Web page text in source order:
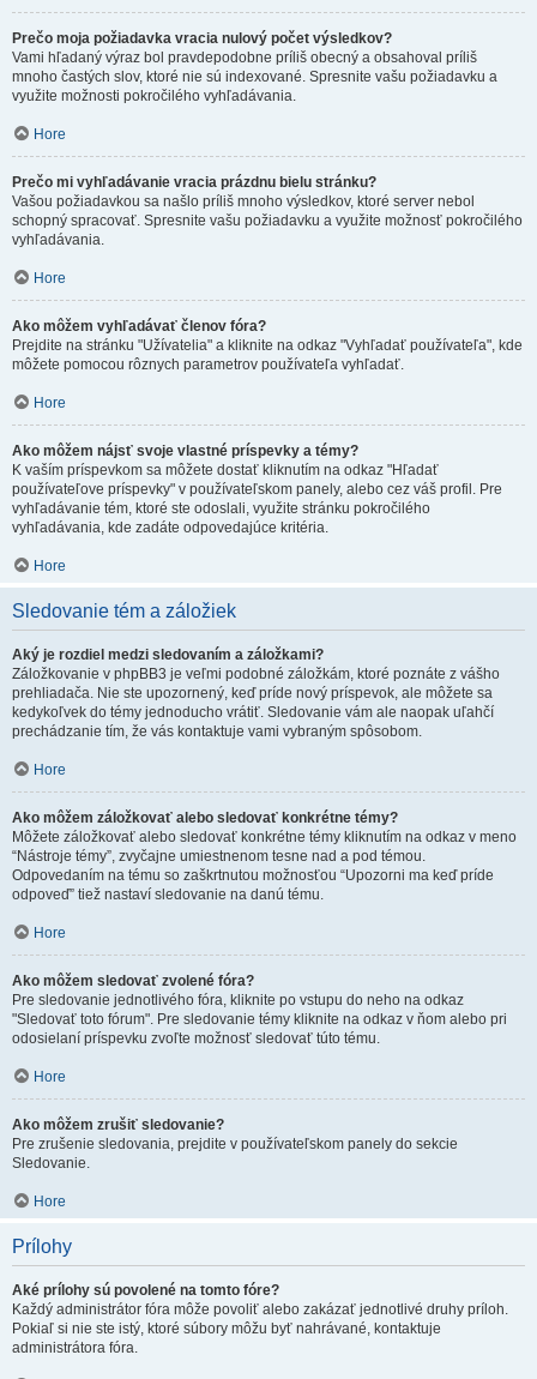
Prečo moja požiadavka vracia nulový počet výsledkov?
Vami hľadaný výraz bol pravdepodobne príliš obecný a obsahoval príliš
mnoho častých slov, ktoré nie sú indexované. Spresnite vašu požiadavku a
využite možnosti pokročilého vyhľadávania.
Hore
Prečo mi vyhľadávanie vracia prázdnu bielu stránku?
Vašou požiadavkou sa našlo príliš mnoho výsledkov, ktoré server nebol
schopný spracovať. Spresnite vašu požiadavku a využite možnosť pokročilého
vyhľadávania.
Hore
Ako môžem vyhľadávať členov fóra?
Prejdite na stránku "Užívatelia" a kliknite na odkaz "Vyhľadať používateľa", kde
môžete pomocou rôznych parametrov používateľa vyhľadať.
Hore
Ako môžem nájsť svoje vlastné príspevky a témy?
K vaším príspevkom sa môžete dostať kliknutím na odkaz "Hľadať
používateľove príspevky" v používateľskom panely, alebo cez váš profil. Pre
vyhľadávanie tém, ktoré ste odoslali, využite stránku pokročilého
vyhľadávania, kde zadáte odpovedajúce kritéria.
Hore
Sledovanie tém a záložiek
Aký je rozdiel medzi sledovaním a záložkami?
Záložkovanie v phpBB3 je veľmi podobné záložkám, ktoré poznáte z vášho
prehliadača. Nie ste upozornený, keď príde nový príspevok, ale môžete sa
kedykoľvek do témy jednoducho vrátiť. Sledovanie vám ale naopak uľahčí
prechádzanie tím, že vás kontaktuje vami vybraným spôsobom.
Hore
Ako môžem záložkovať alebo sledovať konkrétne témy?
Môžete záložkovať alebo sledovať konkrétne témy kliknutím na odkaz v meno
“Nástroje témy”, zvyčajne umiestnenom tesne nad a pod témou.
Odpovedaním na tému so zaškrtnutou možnosťou “Upozorni ma keď príde
odpoveď” tiež nastaví sledovanie na danú tému.
Hore
Ako môžem sledovať zvolené fóra?
Pre sledovanie jednotlivého fóra, kliknite po vstupu do neho na odkaz
"Sledovať toto fórum". Pre sledovanie témy kliknite na odkaz v ňom alebo pri
odosielaní príspevku zvoľte možnosť sledovať túto tému.
Hore
Ako môžem zrušiť sledovanie?
Pre zrušenie sledovania, prejdite v používateľskom panely do sekcie
Sledovanie.
Hore
Prílohy
Aké prílohy sú povolené na tomto fóre?
Každý administrátor fóra môže povoliť alebo zakázať jednotlivé druhy príloh.
Pokiaľ si nie ste istý, ktoré súbory môžu byť nahrávané, kontaktuje
administrátora fóra.